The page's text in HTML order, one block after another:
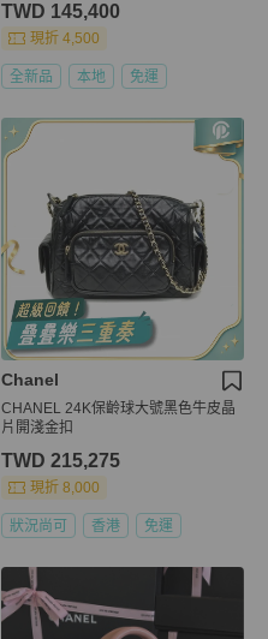
TWD 145,400
現折 4,500
全新品 本地 免運
Chanel
CHANEL 24K保齡球大號黑色牛皮晶
片開淺金扣
TWD 215,275
現折 8,000
狀況尚可 香港 免運